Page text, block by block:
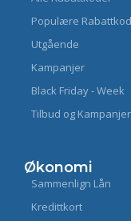
Populære
Utgående
Kampanjer
Black Friday - Week
Tilbud og Kampanjer
Økonomi
Sammenlign Lån
Kredittkort